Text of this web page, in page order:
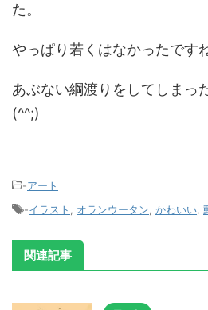
た。
やっぱり若くはなかったですね
あぶない綱渡りをしてしまっ
(^^;)
-アート
-イラスト オランウータン かわいい
関連記事